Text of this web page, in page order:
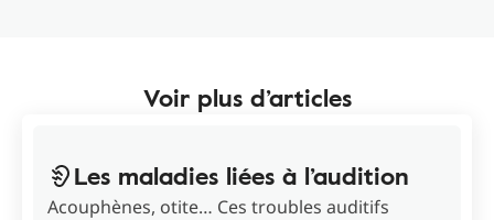
Voir plus d’articles
Les maladies liées à l’audition
Acouphènes, otite… Ces troubles auditifs